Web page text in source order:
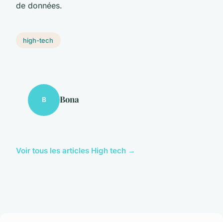
de données.
high-tech
B Bona
Voir tous les articles High tech →